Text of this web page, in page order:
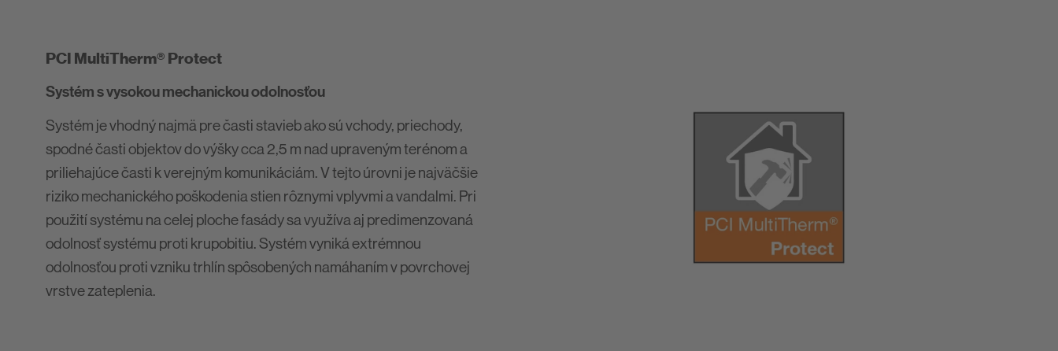
PCI MultiTherm® Protect
Systém s vysokou mechanickou odolnosťou
Systém je vhodný najmä pre časti stavieb ako sú vchody, priechody,
spodné časti objektov do výšky cca 2,5 m nad upraveným terénom a
priliehajúce časti k verejným komunikáciám. V tejto úrovni je najväčšie
riziko mechanického poškodenia stien rôznymi vplyvmi a vandalmi. Pri
použití systému na celej ploche fasády sa využíva aj predimenzovaná
odolnosť systému proti krupobitiu. Systém vyniká extrémnou
odolnosťou proti vzniku trhlín spôsobených namáhaním v povrchovej
vrstve zateplenia.